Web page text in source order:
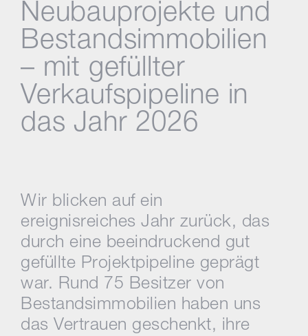
Neubauprojekte und
Bestandsimmobilien
– mit gefüllter
Verkaufspipeline in
das Jahr 2026
Wir blicken auf ein
ereignisreiches Jahr zurück, das
durch eine beeindruckend gut
gefüllte Projektpipeline geprägt
war. Rund 75 Besitzer von
Bestandsimmobilien haben uns
das Vertrauen geschenkt, ihre